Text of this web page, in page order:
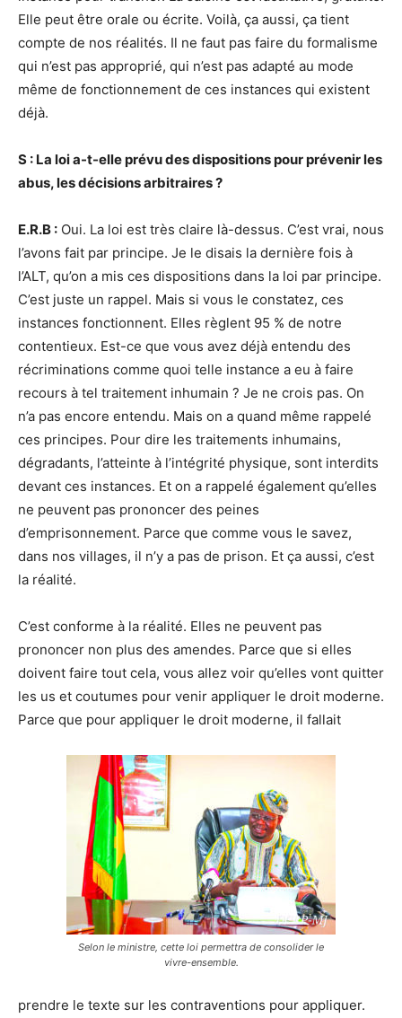
Elle peut être orale ou écrite. Voilà, ça aussi, ça tient
compte de nos réalités. Il ne faut pas faire du formalisme
qui n’est pas approprié, qui n’est pas adapté au mode
même de fonctionnement de ces instances qui existent
déjà.
S : La loi a-t-elle prévu des dispositions pour prévenir les
abus, les décisions arbitraires ?
E.R.B : Oui. La loi est très claire là-dessus. C’est vrai, nous
l’avons fait par principe. Je le disais la dernière fois à
l’ALT, qu’on a mis ces dispositions dans la loi par principe.
C’est juste un rappel. Mais si vous le constatez, ces
instances fonctionnent. Elles règlent 95 % de notre
contentieux. Est-ce que vous avez déjà entendu des
récriminations comme quoi telle instance a eu à faire
recours à tel traitement inhumain ? Je ne crois pas. On
n’a pas encore entendu. Mais on a quand même rappelé
ces principes. Pour dire les traitements inhumains,
dégradants, l’atteinte à l’intégrité physique, sont interdits
devant ces instances. Et on a rappelé également qu’elles
ne peuvent pas prononcer des peines
d’emprisonnement. Parce que comme vous le savez,
dans nos villages, il n’y a pas de prison. Et ça aussi, c’est
la réalité.
C’est conforme à la réalité. Elles ne peuvent pas
prononcer non plus des amendes. Parce que si elles
doivent faire tout cela, vous allez voir qu’elles vont quitter
les us et coutumes pour venir appliquer le droit moderne.
Parce que pour appliquer le droit moderne, il fallait
Selon le ministre, cette loi permettra de consolider le
vivre-ensemble.
prendre le texte sur les contraventions pour appliquer.